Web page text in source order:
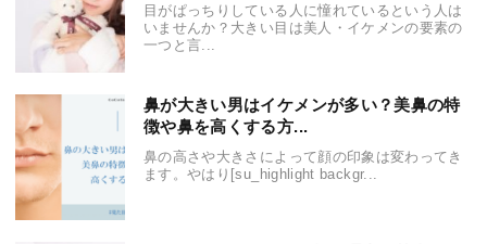
目がぱっちりしている人に憧れているという人は
いませんか？大きい目は美人・イケメンの要素の
一つと言...
鼻が大きい男はイケメンが多い？美鼻の特
徴や鼻を高くする方...
鼻の高さや大きさによって顔の印象は変わってき
ます。やはり[su_highlight backgr...